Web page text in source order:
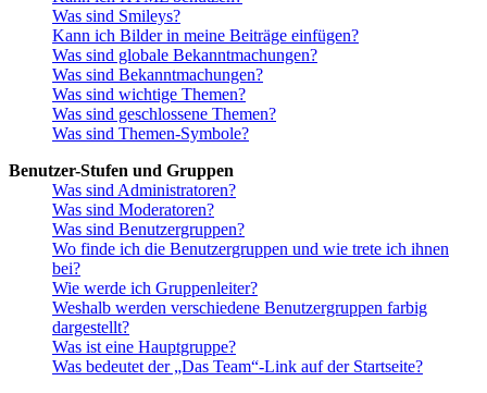
Was sind Smileys?
Kann ich Bilder in meine Beiträge einfügen?
Was sind globale Bekanntmachungen?
Was sind Bekanntmachungen?
Was sind wichtige Themen?
Was sind geschlossene Themen?
Was sind Themen-Symbole?
Benutzer-Stufen und Gruppen
Was sind Administratoren?
Was sind Moderatoren?
Was sind Benutzergruppen?
Wo finde ich die Benutzergruppen und wie trete ich ihnen
bei?
Wie werde ich Gruppenleiter?
Weshalb werden verschiedene Benutzergruppen farbig
dargestellt?
Was ist eine Hauptgruppe?
Was bedeutet der „Das Team“-Link auf der Startseite?